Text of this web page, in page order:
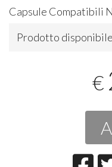
Capsule Compatibili
Prodotto
€